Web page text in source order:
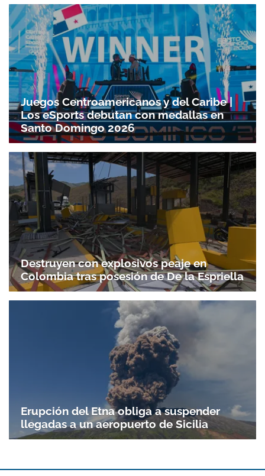
Juegos Centroamericanos y del Caribe |
Los eSports debutan con medallas en
Santo Domingo 2026
Destruyen con explosivos peaje en
Colombia tras posesión de De la Espriella
Erupción del Etna obliga a suspender
llegadas a un aeropuerto de Sicilia